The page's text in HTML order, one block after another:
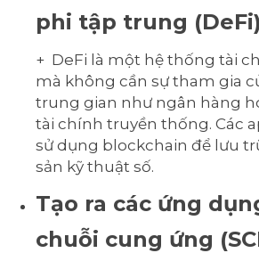
phi tập trung (DeFi)
+ DeFi là một hệ thống tài
mà không cần sự tham gia
trung gian như ngân hàng
tài chính truyền thống. Các
sử dụng blockchain để lưu
sản kỹ thuật số.
Tạo ra các ứng
chuỗi cung ứng